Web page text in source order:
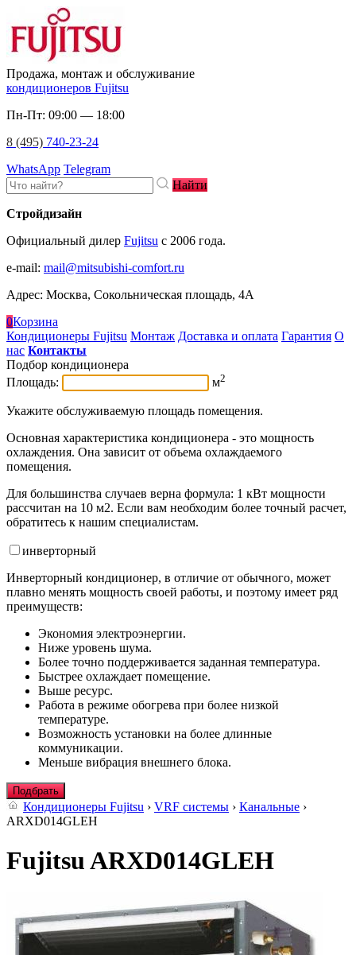
Продажа, монтаж и обслуживание
кондиционеров Fujitsu
Пн-Пт: 09:00 — 18:00
8 (495) 740-23-24
WhatsApp Telegram
Найти
Стройдизайн
Официальный дилер Fujitsu c 2006 года.
e-mail: mail@mitsubishi-comfort.ru
Адрес: Москва, Сокольническая площадь, 4А
0Корзина
Кондиционеры Fujitsu Монтаж Доставка и оплата Гарантия О
нас Контакты
Подбор кондиционера
Площадь:
м2
Укажите обслуживаемую площадь помещения.
Основная характеристика кондиционера - это мощность
охлаждения. Она зависит от объема охлаждаемого
помещения.
Для большинства случаев верна формула: 1 кВт мощности
рассчитан на 10 м2. Если вам необходим более точный расчет,
обратитесь к нашим специалистам.
инверторный
Инверторный кондиционер, в отличие от обычного, может
плавно менять мощность своей работы, и поэтому имеет ряд
преимуществ:
Экономия электроэнергии.
Ниже уровень шума.
Более точно поддерживается заданная температура.
Быстрее охлаждает помещение.
Выше ресурс.
Работа в режиме обогрева при более низкой
температуре.
Возможность установки на более длинные
коммуникации.
Меньше вибрация внешнего блока.
Подбрать
Кондиционеры Fujitsu › VRF системы › Канальные ›
ARXD014GLEH
Fujitsu ARXD014GLEH